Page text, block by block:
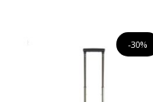
-30%